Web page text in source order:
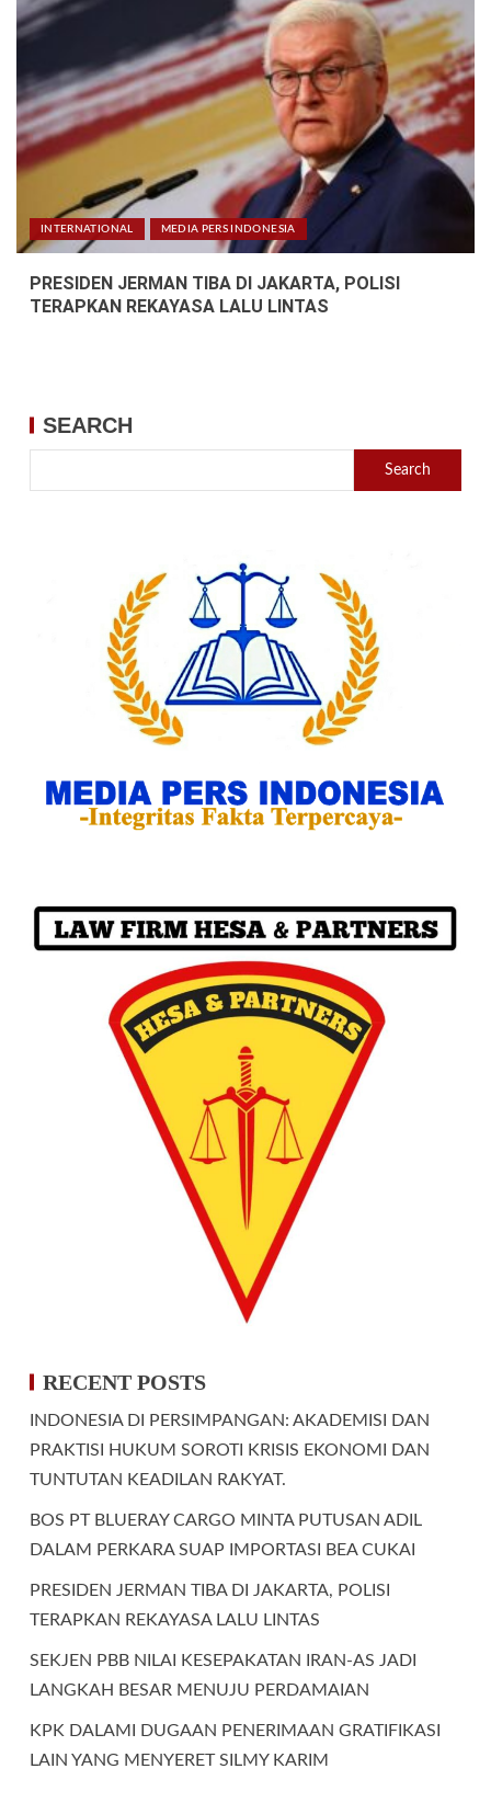
INTERNATIONAL MEDIA PERS INDONESIA
PRESIDEN JERMAN TIBA DI JAKARTA, POLISI
TERAPKAN REKAYASA LALU LINTAS
SEARCH
Search
RECENT POSTS
INDONESIA DI PERSIMPANGAN: AKADEMISI DAN
PRAKTISI HUKUM SOROTI KRISIS EKONOMI DAN
TUNTUTAN KEADILAN RAKYAT.
BOS PT BLUERAY CARGO MINTA PUTUSAN ADIL
DALAM PERKARA SUAP IMPORTASI BEA CUKAI
PRESIDEN JERMAN TIBA DI JAKARTA, POLISI
TERAPKAN REKAYASA LALU LINTAS
SEKJEN PBB NILAI KESEPAKATAN IRAN-AS JADI
LANGKAH BESAR MENUJU PERDAMAIAN
KPK DALAMI DUGAAN PENERIMAAN GRATIFIKASI
LAIN YANG MENYERET SILMY KARIM